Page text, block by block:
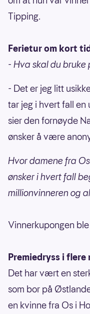
Tipping.
Ferietur om kort
- Hva skal du bruke
- Det er jeg litt
tar jeg i hvert fall en
sier den fornøyde
ønsker å være
Hvor damene fra
ønsker i hvert fall
millionvinneren og
Vinnerkupongen
Premiedryss i flere
Det har vært en
som bor på
en kvinne fra Os i